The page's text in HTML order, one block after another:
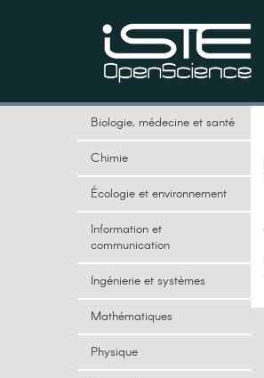
Biologie, médecine et santé
Chimie
Écologie et environnement
Information et
communication
Ingénierie et systèmes
Mathématiques
Physique